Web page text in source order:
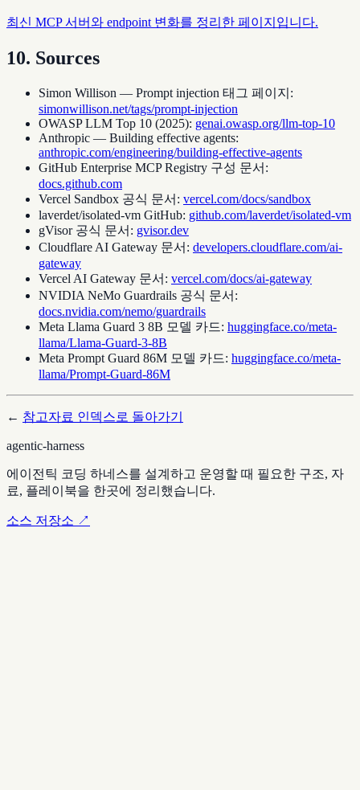
최신 MCP 서버와 endpoint 변화를 정리한 페이지입니다.
10. Sources
Simon Willison — Prompt injection 태그 페이지:
simonwillison.net/tags/prompt-injection
OWASP LLM Top 10 (2025): genai.owasp.org/llm-top-10
Anthropic — Building effective agents:
anthropic.com/engineering/building-effective-agents
GitHub Enterprise MCP Registry 구성 문서:
docs.github.com
Vercel Sandbox 공식 문서: vercel.com/docs/sandbox
laverdet/isolated-vm GitHub: github.com/laverdet/isolated-vm
gVisor 공식 문서: gvisor.dev
Cloudflare AI Gateway 문서: developers.cloudflare.com/ai-
gateway
Vercel AI Gateway 문서: vercel.com/docs/ai-gateway
NVIDIA NeMo Guardrails 공식 문서:
docs.nvidia.com/nemo/guardrails
Meta Llama Guard 3 8B 모델 카드: huggingface.co/meta-
llama/Llama-Guard-3-8B
Meta Prompt Guard 86M 모델 카드: huggingface.co/meta-
llama/Prompt-Guard-86M
← 참고자료 인덱스로 돌아가기
agentic-harness
에이전틱 코딩 하네스를 설계하고 운영할 때 필요한 구조, 자
료, 플레이북을 한곳에 정리했습니다.
소스 저장소 ↗